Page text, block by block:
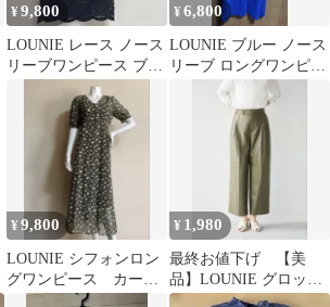
¥9,800
LOUNIE レース ノース
リーブワンピース ブラ
ック 38 未使用タグ付き
¥6,800
LOUNIE ブルー ノース
リーブ ロングワンピー
¥9,800
LOUNIE シフォンロン
グワンピース カー
キ 小花柄 サイズ36
¥ 1,980
最終お値下げ 【美
品】LOUNIE グロッシ
ータックワイドパンツ